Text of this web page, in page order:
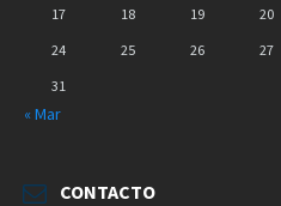
17
18 19 20
24
25 26 27
31
« Mar
CONTACTO